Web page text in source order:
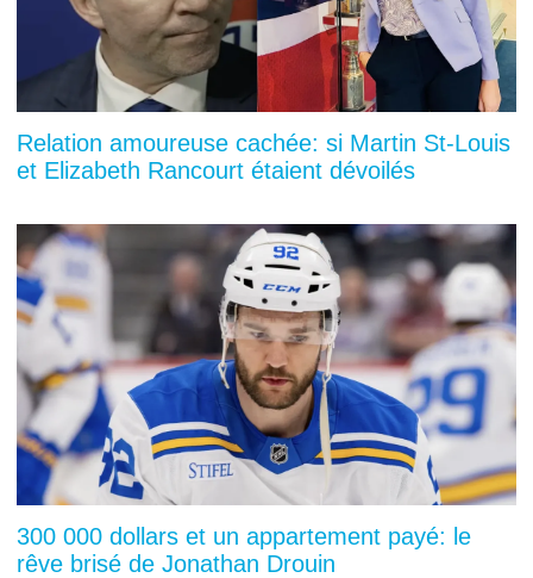
Relation amoureuse cachée: si Martin St-Louis
et Elizabeth Rancourt étaient dévoilés
300 000 dollars et un appartement payé: le
rêve brisé de Jonathan Drouin